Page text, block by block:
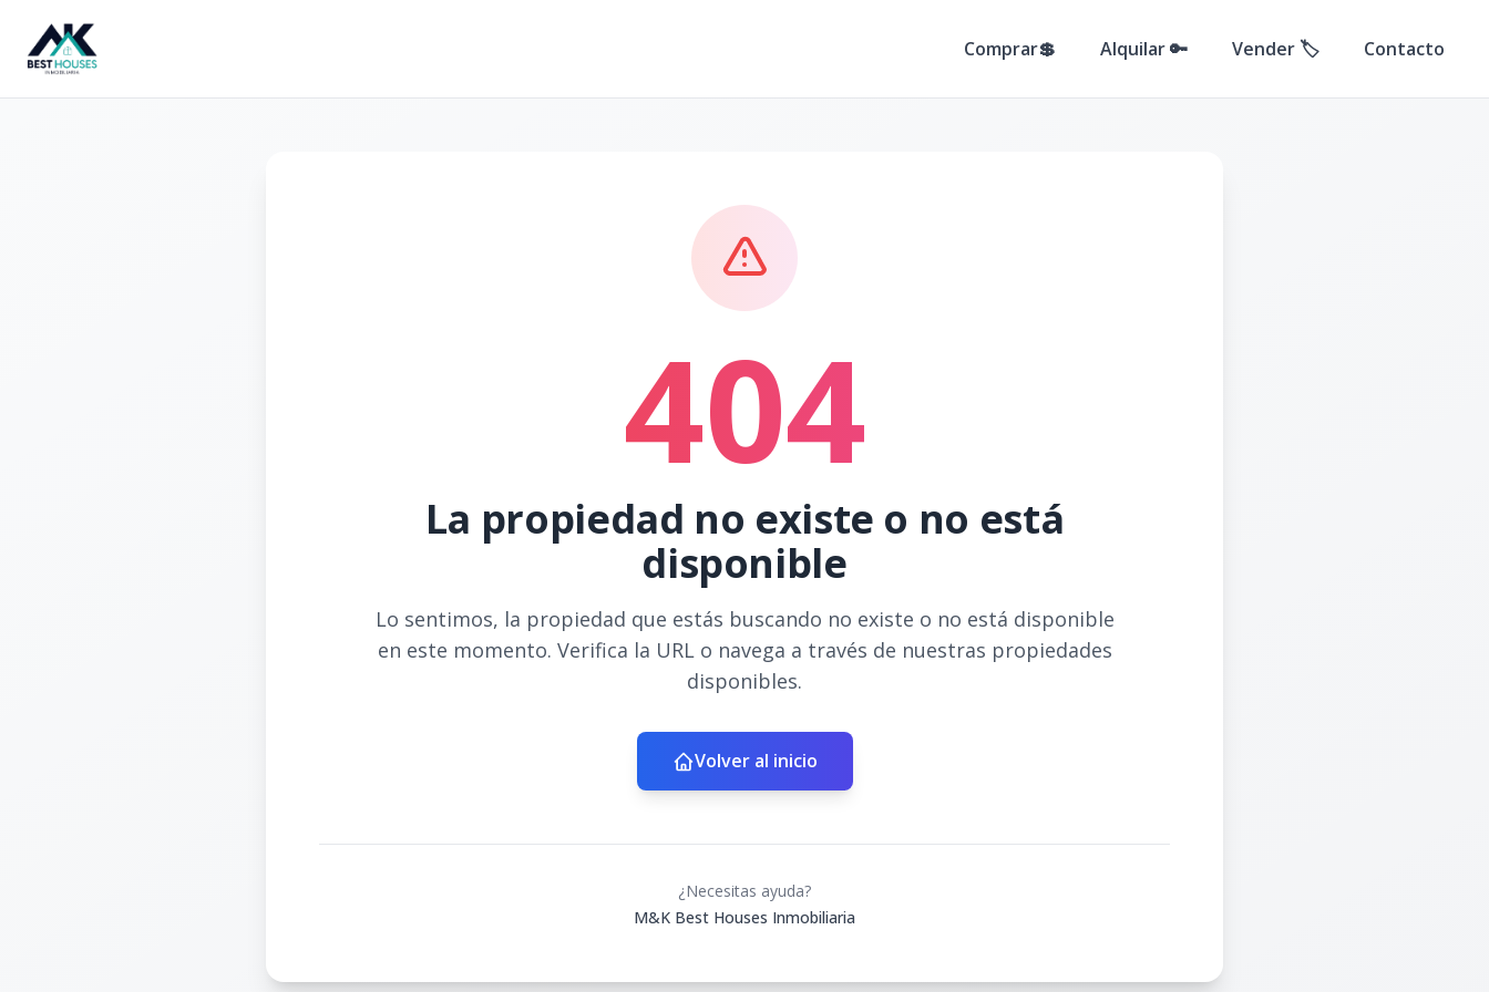
Comprar💲 Alquilar 🔑 Vender 🏷️ Contacto
404
La propiedad no existe o no está
disponible
Lo sentimos, la propiedad que estás buscando no existe o no está disponible
en este momento. Verifica la URL o navega a través de nuestras propiedades
disponibles.
Volver al inicio
¿Necesitas ayuda?
M&K Best Houses Inmobiliaria